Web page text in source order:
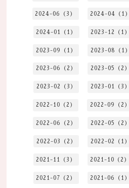
2024-06（3） 2024-04（1）
2024-01（1） 2023-12（1）
2023-09（1） 2023-08（1）
2023-06（2） 2023-05（2）
2023-02（3） 2023-01（3）
2022-10（2） 2022-09（2）
2022-06（2） 2022-05（2）
2022-03（2） 2022-02（1）
2021-11（3） 2021-10（2）
2021-07（2） 2021-06（1）